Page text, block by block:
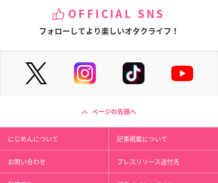
OFFICIAL SNS
フォローしてより楽しいオタクライフ！
ページの先頭へ
にじめんについて 記事掲載について
お問い合わせ プレスリリース送付先